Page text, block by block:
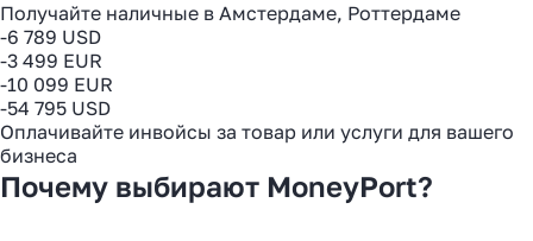
Получайте наличные в Амстердаме, Роттердаме
-6 789 USD
-3 499 EUR
-10 099 EUR
-54 795 USD
Оплачивайте инвойсы за товар или услуги для вашего
бизнеса
Почему выбирают MoneyPort?